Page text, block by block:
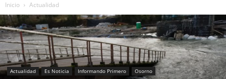
Inicio Actualidad
Actualidad Es Noticia Informando Primero Osorno